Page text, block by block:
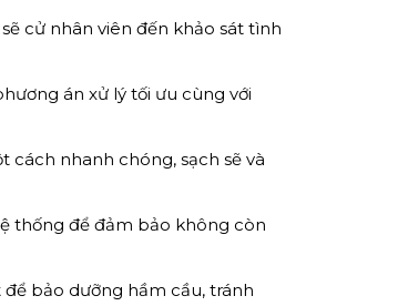
cử nhân viên đến khảo sát tình
án xử lý tối ưu cùng với
cách nhanh chóng, sạch sẽ và
thống để đảm bảo không còn
bảo dưỡng hầm cầu, tránh